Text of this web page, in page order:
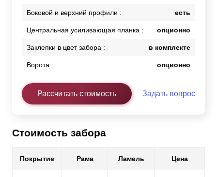
Боковой и верхний профили : есть
Центральная усиливающая планка : опционно
Заклепки в цвет забора : в комплекте
Ворота : опционно
Рассчитать стоимость Задать вопрос
Стоимость забора
Покрытие Рама Ламель Цена